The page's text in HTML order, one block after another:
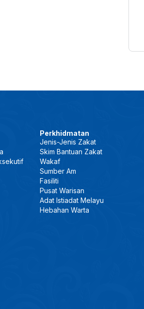
Perkhidmatan
Jenis-Jenis Zakat
Skim Bantuan Zakat
Wakaf
Sumber Am
Fasiliti
Pusat Warisan
Adat Istiadat Melayu
Hebahan Warta